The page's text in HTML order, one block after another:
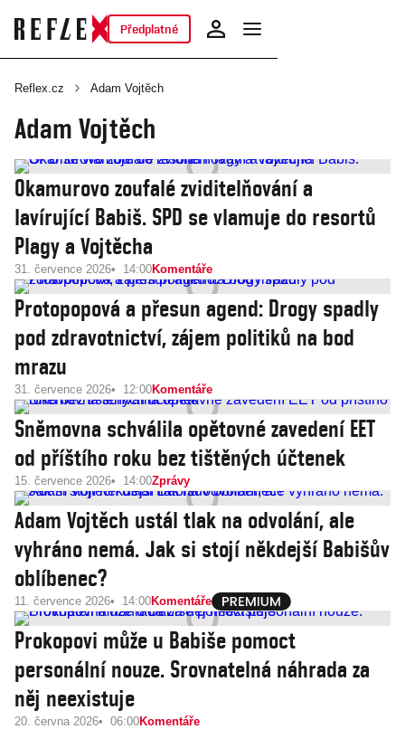
Předplatné
Reflex.cz Adam Vojtěch
Adam Vojtěch
Okamurovo zoufalé zviditelňování a
lavírující Babiš. SPD se vlamuje do resortů
Plagy a Vojtěcha
31. července 2026 14:00Komentáře
Protopopová a přesun agend: Drogy spadly
pod zdravotnictví, zájem politiků na bod
mrazu
31. července 2026 12:00Komentáře
Sněmovna schválila opětovné zavedení EET
od příštího roku bez tištěných účtenek
15. července 2026 14:00Zprávy
Adam Vojtěch ustál tlak na odvolání, ale
vyhráno nemá. Jak si stojí někdejší Babišův
oblíbenec?
11. července 2026 14:00Komentáře
Prokopovi může u Babiše pomoct
personální nouze. Srovnatelná náhrada za
něj neexistuje
20. června 2026 06:00Komentáře